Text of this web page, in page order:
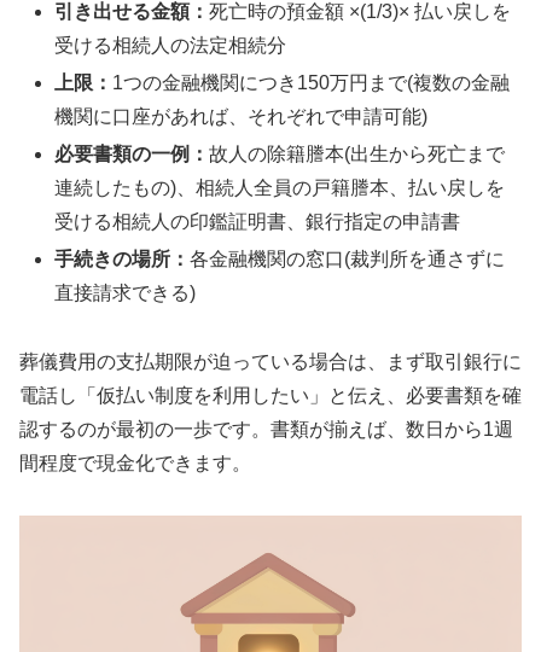
引き出せる金額：死亡時の預金額 ×(1/3)× 払い戻しを
受ける相続人の法定相続分
上限： 1つの金融機関につき150万円まで(複数の金融
機関に口座があれば、それぞれで申請可能)
必要書類の一例：故人の除籍謄本(出生から死亡まで
連続したもの)、相続人全員の戸籍謄本、払い戻しを
受ける相続人の印鑑証明書、銀行指定の申請書
手続きの場所：各金融機関の窓口(裁判所を通さずに
直接請求できる)
葬儀費用の支払期限が迫っている場合は、まず取引銀行に
電話し「仮払い制度を利用したい」と伝え、必要書類を確
認するのが最初の一歩です。書類が揃えば、数日から1週
間程度で現金化できます。